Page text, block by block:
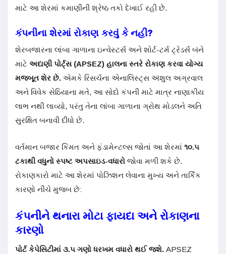
માટે આ શેરમાં કમાણીની શ્રેષ્ઠ તકો દેખાઈ રહી છે.
કંપનીના શેરમાં રોકાણ કરવું કે નહીં?
શેરબજારના લાંબા ગાળાના ઇન્વેસ્ટર્સ અને શોર્ટ-ટર્મ ટ્રેડર્સ બંને
માટે અદાણી પોર્ટ્સ (APSEZ) હાલના સ્તરે રોકાણ કરવા યોગ્ય
મજબૂત શેર છે. એમકે રિસર્ચના એનાલિસ્ટ્સ અંશુલ અગ્રવાલ
અને વિવેક સેઠિયાના મતે, આ સોદો કંપની માટે માત્ર નાણાકીય
લાભ નથી લાવ્યો, પરંતુ તેના લાંબા ગાળાના ગ્રોથ મોડલને અતિ
સુરક્ષિત બનાવી દીધો છે.
વર્તમાન બજાર કિંમત અને ફંડામેન્ટલ્સ જોતાં આ શેરમાં ૧૦.૫
ટકાથી વધુનો સ્પષ્ટ અપસાઇડ-વધારો જોવા મળી શકે છે.
રોકાણકારો માટે આ શેરમાં પોઝિશન લેવાના મુખ્ય અને તાર્કિક
કારણો નીચે મુજબ છે:
કંપનીને થનારા મોટા ફાયદા અને રોકાણના
કારણો
પોર્ટ કેપેસિટીમાં ૩.૫ ગણો ધરખમ વધારો થઈ જશે. APSEZ